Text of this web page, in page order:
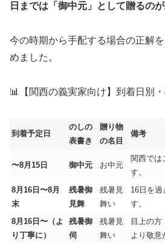
日までは「御中元」として贈るのが
今の時期から手配する場合の正解
めました。
📊【関西の義実家向け】到着日別
到着予定日
のしの
表書き
贈り物
の名目
備考
〜8月15日 御中元 お中元
関西では
す。
8月16日〜8月
末
残暑御
見舞
残暑見
舞い
16日を過
す。
8月16日〜（よ
り丁寧に）
残暑御
伺
残暑見
舞い
目上の方
より敬意